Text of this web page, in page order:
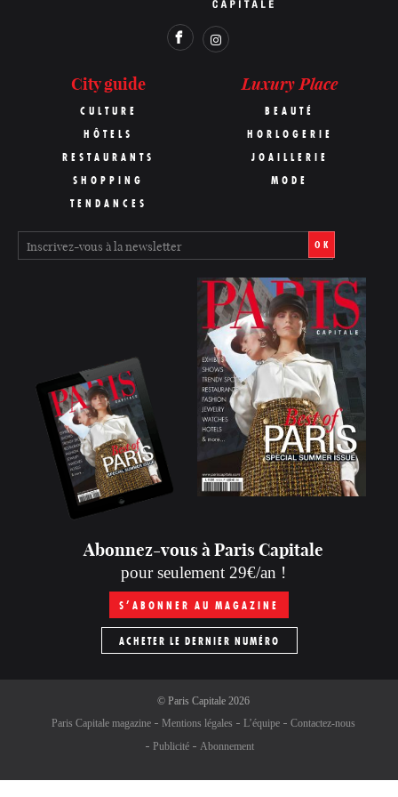
City guide
CULTURE
HÔTELS
RESTAURANTS
SHOPPING
TENDANCES
Luxury Place
BEAUTÉ
HORLOGERIE
JOAILLERIE
MODE
OK
Abonnez-vous à Paris Capitale
pour seulement 29€/an !
S’ABONNER AU MAGAZINE
ACHETER LE DERNIER NUMÉRO
© Paris Capitale2026
Paris Capitale magazine
Mentions légales L’équipe
Contactez-nous
Publicité
Abonnement